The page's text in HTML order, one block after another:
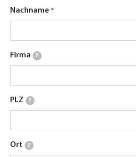
Nachname
Firma ?
PLZ ?
Ort ?